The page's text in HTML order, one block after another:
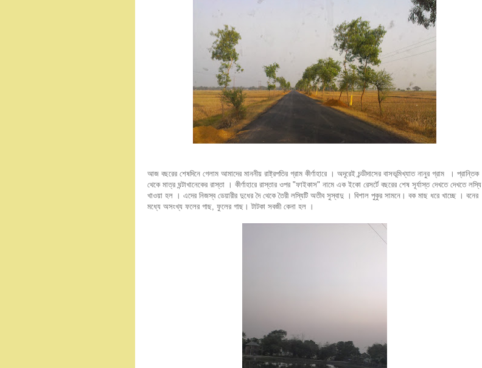
আজ বছরের শেষদিনে গেলাম আমাদের মাননীয় রাষ্ট্রপতির গ্রাম কীর্ণাহারে । অদূরেই চন্ডীদাসের বাসভূমিখ্যাত নানুর গ্রাম । প্রান্তিক
থেকে মাত্র ঘন্টাখানেকের রাস্তা । কীর্ণাহারে রাস্তার ওপর "ফাইকাস" নামে এক ইকো রেসর্টে বছরের শেষ সূর্যাস্ত দেখতে দেখতে লস্যি
খাওয়া হল । এদের নিজস্ব ডেয়ারীর দুধের দৈ থেকে তৈরী লস্যিটি অতীব সুস্বাদু । বিশাল পুকুর সামনে। বক মাছ ধরে খাচ্ছে । বনের
মধ্যে অসংখ্য ফলের গাছ, ফুলের গাছ। টাটকা সবজী কেনা হল ।